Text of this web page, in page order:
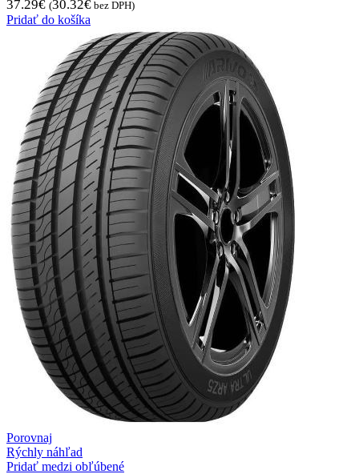
37.29€ (30.32€ bez DPH)
Pridať do košíka
Porovnaj
Rýchly náhľad
Pridať medzi obľúbené